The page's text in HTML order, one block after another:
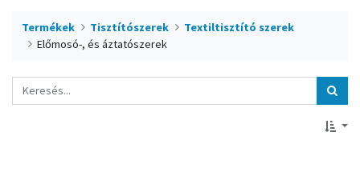
Termékek Tisztítószerek
Textiltisztító szerek
Előmosó-, és áztatószerek